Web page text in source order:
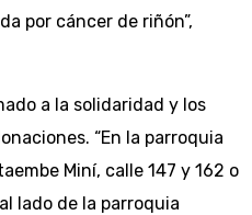
por cáncer de riñón”,
a la solidaridad y los
“En la parroquia
Miní, calle 147 y 162 o
lado de la parroquia